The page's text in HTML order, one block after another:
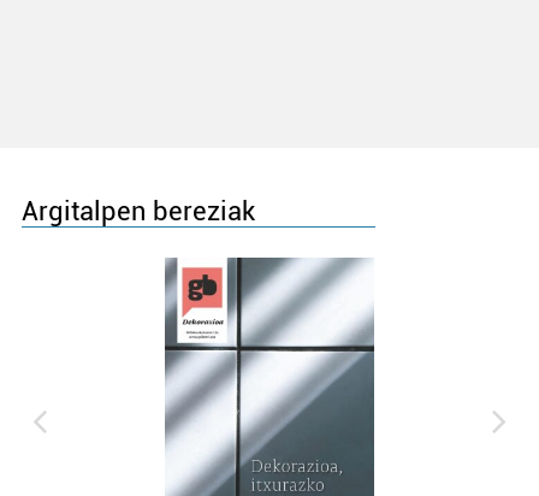
Argitalpen bereziak